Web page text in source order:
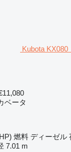
Kubota
ベータ
燃料 ディーゼル
7.01 m